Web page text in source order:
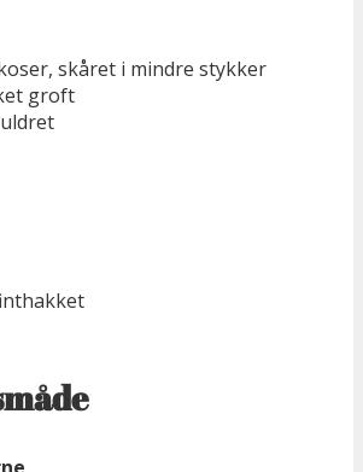
skåret i mindre stykker
groft